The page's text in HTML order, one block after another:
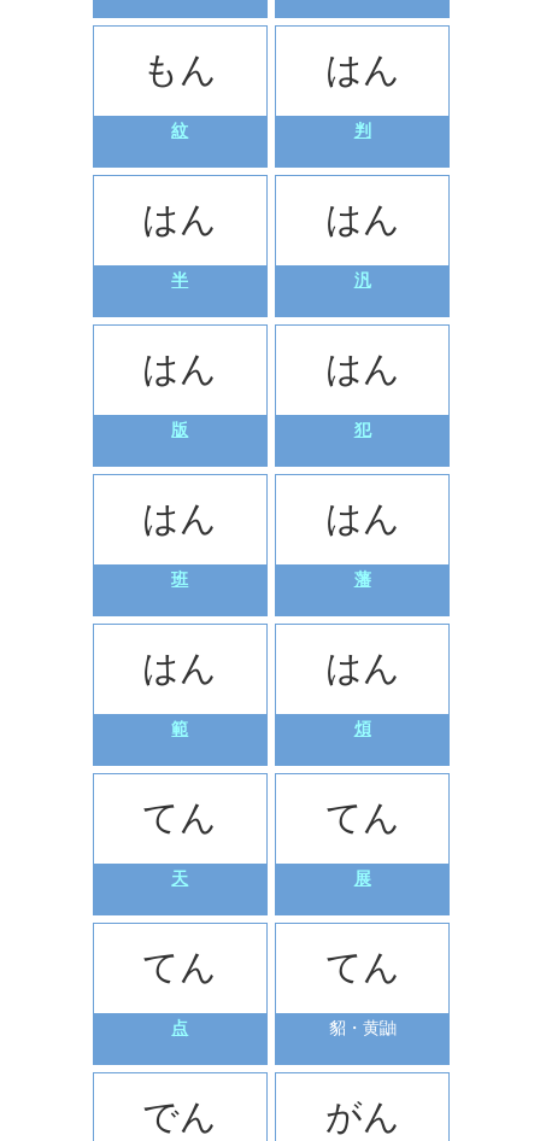
もん
紋
はん
判
はん
半
はん
汎
はん
版
はん
犯
はん
班
はん
藩
はん
範
はん
煩
てん
天
てん
展
てん
点
てん
貂・黄鼬
でん がん